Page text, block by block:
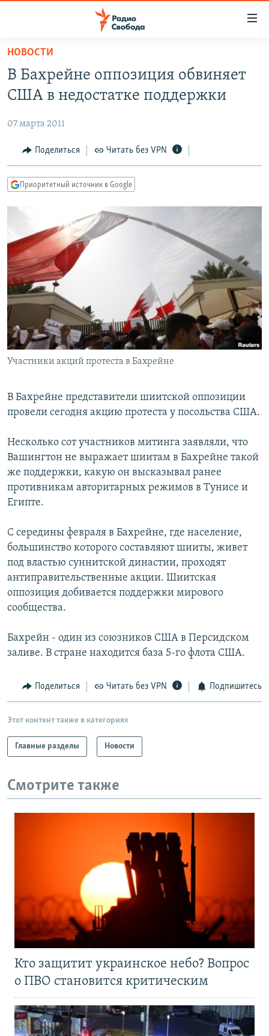
упрощенного
доступа
Вернуться
основному
Вернутся
главной
навигации
Вернутся
поиску
ПОДКАСТЫ
ЦИТАТЫ СВОБОДЫ
МНЕНИЯ
IDEL.РЕАЛИИ
КАВКАЗ.РЕАЛИИ
СЕВЕР.РЕАЛИИ
СИБИРЬ.РЕАЛИИ
РАСПИСАНИЕ ВЕЩАНИЯ
ПОДПИШИТЕСЬ НА РАССЫЛКУ
СОЦИАЛЬНЫЕ СЕТИ
Все сайты РСЕ/РС
НОВОСТИ
В Бахрейне оппозиция обвиняет
США в недостатке поддержки
07 марта 2011
Поделиться Читать без VPN
Приоритетный источник в Google
Участники акций протеста в Бахрейне
В Бахрейне представители шиитской оппозиции
провели сегодня акцию протеста у посольства США.
Несколько сот участников митинга заявляли, что
Вашингтон не выражает шиитам в Бахрейне такой
же поддержки, какую он высказывал ранее
противникам авторитарных режимов в Тунисе и
Египте.
С середины февраля в Бахрейне, где население,
большинство которого составляют шииты, живет
под властью суннитской династии, проходят
антиправительственные акции. Шиитская
оппозиция добивается поддержки мирового
сообщества.
Бахрейн - один из союзников США в Персидском
заливе. В стране находится база 5-го флота США.
Поделиться Читать без VPN Подпишитесь
Этот контент также в категориях
Главные разделы Новости
Смотрите также
Кто защитит украинское небо? Вопрос
о ПВО становится критическим